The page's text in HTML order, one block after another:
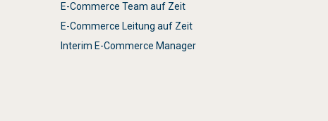
E-Commerce Team auf Zeit
E-Commerce Leitung auf Zeit
Interim E-Commerce Manager